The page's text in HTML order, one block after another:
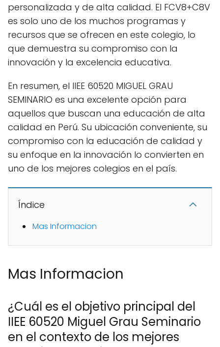
personalizada y de alta calidad. El FCV8+C8V
es solo uno de los muchos programas y
recursos que se ofrecen en este colegio, lo
que demuestra su compromiso con la
innovación y la excelencia educativa.
En resumen, el IIEE 60520 MIGUEL GRAU
SEMINARIO es una excelente opción para
aquellos que buscan una educación de alta
calidad en Perú. Su ubicación conveniente, su
compromiso con la educación de calidad y
su enfoque en la innovación lo convierten en
uno de los mejores colegios en el país.
Índice
Mas Informacion
Mas Informacion
¿Cuál es el objetivo principal del
IIEE 60520 Miguel Grau Seminario
en el contexto de los mejores